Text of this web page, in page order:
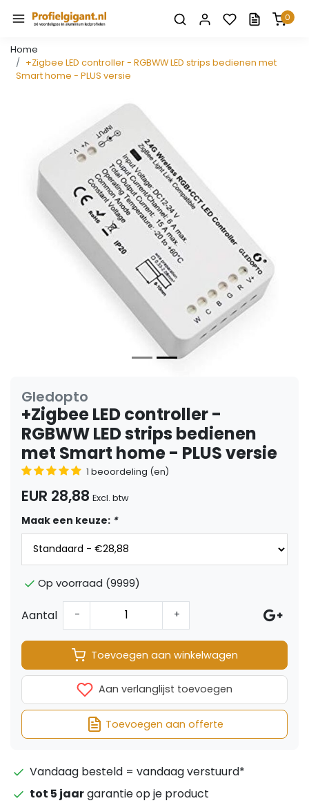
0
Home
+Zigbee LED controller - RGBWW LED strips bedienen met
Smart home - PLUS versie
Gledopto
+Zigbee LED controller -
RGBWW LED strips bedienen
met Smart home - PLUS versie
1 beoordeling (en)
EUR 28,88 Excl. btw
Maak een keuze: *
Op voorraad (9999)
Aantal - +
Toevoegen aan winkelwagen
Aan verlanglijst toevoegen
Toevoegen aan offerte
Vandaag besteld = vandaag verstuurd*
tot 5 jaargarantie op je product